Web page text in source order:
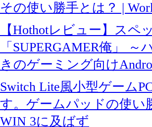
その使い勝手とは？ |
【Hothotレビュー】スペ
「SUPERGAMER俺」
きのゲーミング向け
Switch Lite風小型ゲーム
す。ゲームパッドの使い
WIN 3に及ばず